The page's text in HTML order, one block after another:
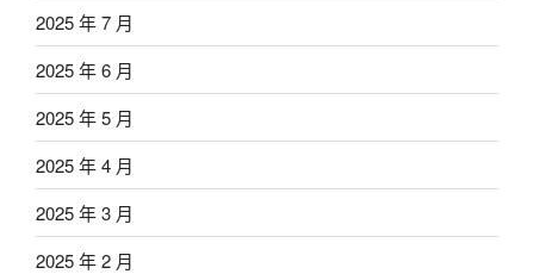
2025 年 7 月
2025 年 6 月
2025 年 5 月
2025 年 4 月
2025 年 3 月
2025 年 2 月